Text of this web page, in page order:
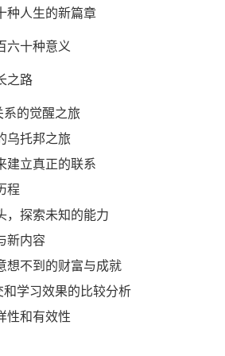
种人生的新篇章
六十种意义
之路
系的觉醒之旅
乌托邦之旅
建立真正的联系
程
，探索未知的能力
新内容
想不到的财富与成就
学习效果的比较分析
性和有效性